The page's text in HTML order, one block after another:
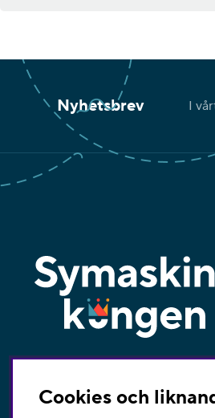
Nyhetsbrev I
Cookies och